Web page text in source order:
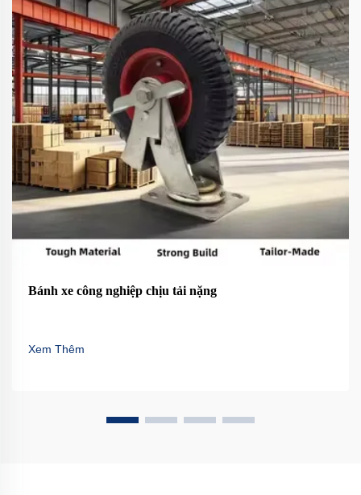
Bánh xe công nghiệp chịu tải nặng
Xem Thêm